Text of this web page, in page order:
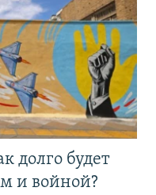
долго будет
и войной?